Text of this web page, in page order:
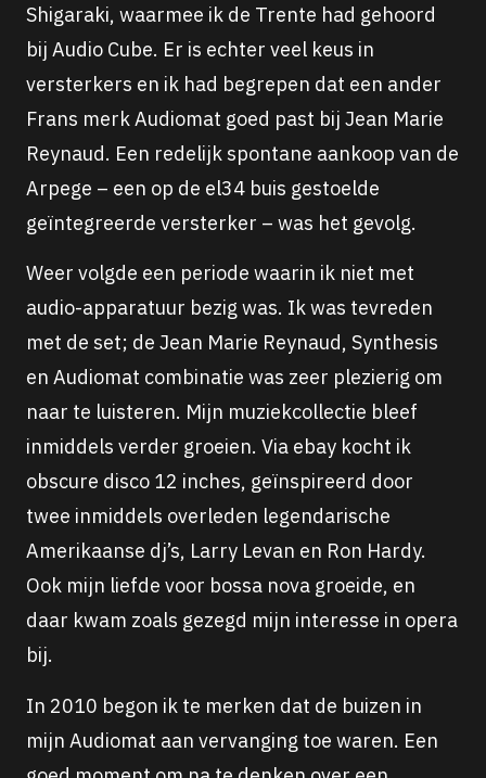
Shigaraki, waarmee ik de Trente had gehoord
bij Audio Cube. Er is echter veel keus in
versterkers en ik had begrepen dat een ander
Frans merk Audiomat goed past bij Jean Marie
Reynaud. Een redelijk spontane aankoop van de
Arpege – een op de el34 buis gestoelde
geïntegreerde versterker – was het gevolg.
Weer volgde een periode waarin ik niet met
audio-apparatuur bezig was. Ik was tevreden
met de set; de Jean Marie Reynaud, Synthesis
en Audiomat combinatie was zeer plezierig om
naar te luisteren. Mijn muziekcollectie bleef
inmiddels verder groeien. Via ebay kocht ik
obscure disco 12 inches, geïnspireerd door
twee inmiddels overleden legendarische
Amerikaanse dj’s, Larry Levan en Ron Hardy.
Ook mijn liefde voor bossa nova groeide, en
daar kwam zoals gezegd mijn interesse in opera
bij.
In 2010 begon ik te merken dat de buizen in
mijn Audiomat aan vervanging toe waren. Een